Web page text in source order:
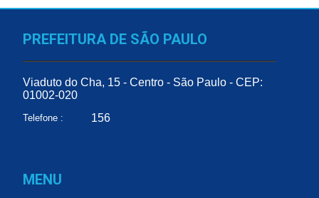
PREFEITURA DE SÃO PAULO
Viaduto do Cha, 15 - Centro - São Paulo - CEP:
01002-020
Telefone : 156
MENU